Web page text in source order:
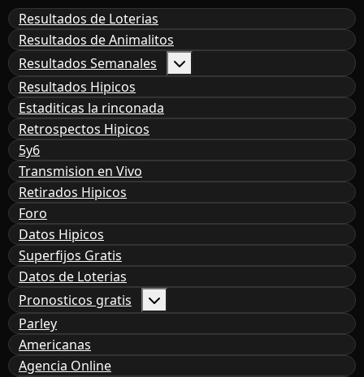
Resultados de Loterias
Resultados de Animalitos
Resultados Semanales
Resultados Hipicos
Estaditicas la rinconada
Retrospectos Hipicos
5y6
Transmision en Vivo
Retirados Hipicos
Foro
Datos Hipicos
Superfijos Gratis
Datos de Loterias
Pronosticos gratis
Parley
Americanas
Agencia Online